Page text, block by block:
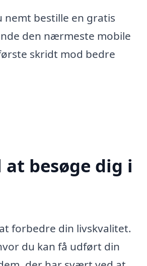
nemt bestille en gratis
den nærmeste mobile
skridt mod bedre
besøge dig i
forbedre din livskvalitet.
du kan få udført din